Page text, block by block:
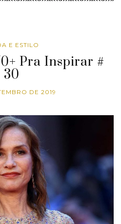
E ESTILO
Pra Inspirar #
30
DE 2019